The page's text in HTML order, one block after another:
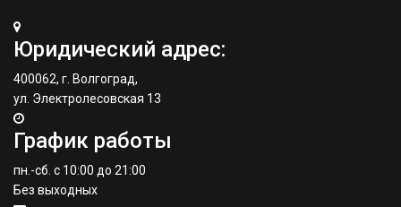
Юридический адрес:
400062, г. Волгоград,
ул. Электролесовская 13
График работы
пн.-сб. с 10:00 до 21:00
Без выходных